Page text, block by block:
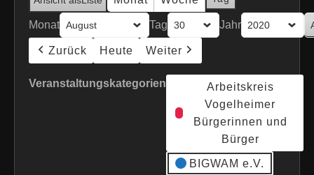
Monat Tag Jahr
Zurück Heute Weiter
Veranstaltungskategorien
Arbeitskreis
Vogelheimer
Bürgerinnen und
Bürger
BIGWAM e.V.